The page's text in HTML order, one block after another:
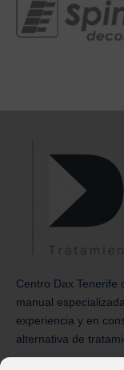
Centro Dax Tenerife
manual
experiencia y en
alternativa de